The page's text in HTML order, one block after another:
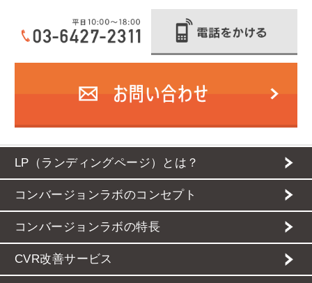
LP（ランディングページ）とは？
コンバージョンラボのコンセプト
コンバージョンラボの特長
CVR改善サービス